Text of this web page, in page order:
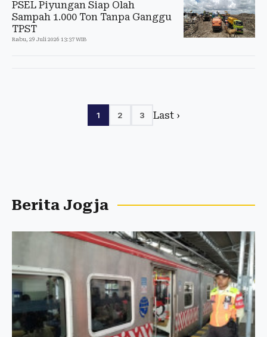
PSEL Piyungan Siap Olah
Sampah 1.000 Ton Tanpa Ganggu
TPST
Rabu, 29 Juli 2026 13:37 WIB
1 2 3 Last ›
Berita Jogja